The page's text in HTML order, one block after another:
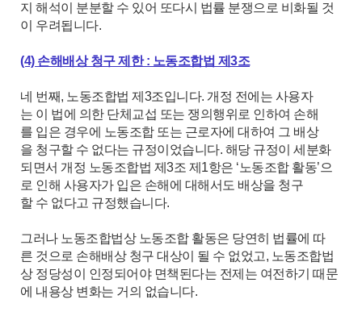
지 해석이 분분할 수 있어 또다시 법률 분쟁으로 비화될 것
이 우려됩니다.
(4) 손해배상 청구 제한 : 노동조합법 제3조
네 번째, 노동조합법 제3조입니다. 개정 전에는 사용자
는 이 법에 의한 단체교섭 또는 쟁의행위로 인하여 손해
를 입은 경우에 노동조합 또는 근로자에 대하여 그 배상
을 청구할 수 없다는 규정이었습니다. 해당 규정이 세분화
되면서 개정 노동조합법 제3조 제1항은 ‘노동조합 활동’으
로 인해 사용자가 입은 손해에 대해서도 배상을 청구
할 수 없다고 규정했습니다.
그러나 노동조합법상 노동조합 활동은 당연히 법률에 따
른 것으로 손해배상 청구 대상이 될 수 없었고, 노동조합법
상 정당성이 인정되어야 면책된다는 전제는 여전하기 때문
에 내용상 변화는 거의 없습니다.